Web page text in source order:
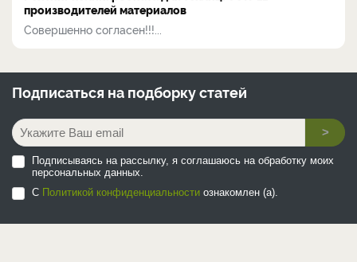
производителей материалов
Совершенно согласен!!!...
Подписаться на подборку статей
>
Подписываясь на рассылку, я соглашаюсь на обработку моих
персональных данных.
С Политикой конфиденциальности ознакомлен (а).